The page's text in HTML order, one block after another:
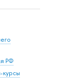
РФ
курсы